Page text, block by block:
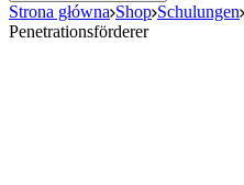
Strona główna Shop Schulungen
Penetrationsförderer